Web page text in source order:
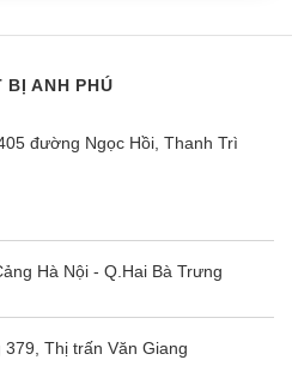
đảo gió hình vây thông
hoặc hướng xuống dưới.
người, mang đến không
giúp điều khiển
BỊ ANH PHÚ
đường Ngọc Hồi, Thanh Trì
Hà Nội - Q.Hai Bà Trưng
Thị trấn Văn Giang